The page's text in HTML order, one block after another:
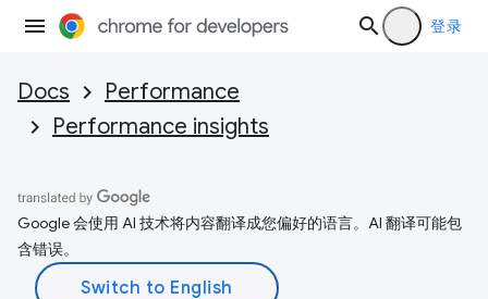
登录
Docs
Performance
Performance insights
Google 会使用 AI 技术将内容翻译成您偏好的语言。AI 翻译可能包
含错误。